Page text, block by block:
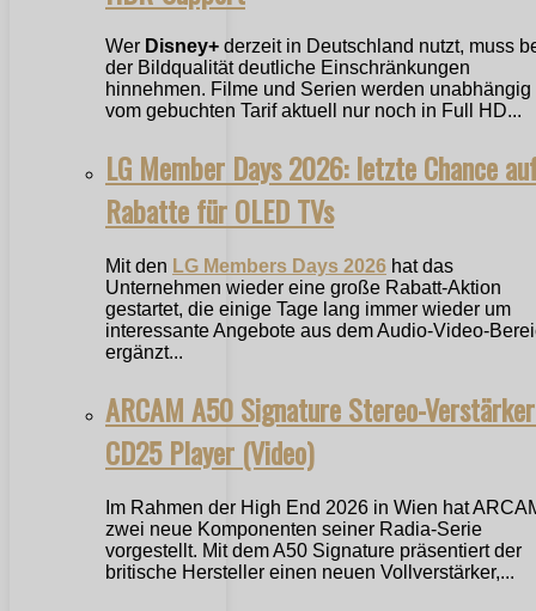
Wer Disney+ derzeit in Deutschland nutzt, muss
der Bildqualität deutliche Einschränkungen
hinnehmen. Filme und Serien werden unabhängig
vom gebuchten Tarif aktuell nur noch in Full HD...
LG Member Days 2026: letzte Chance
Rabatte für OLED TVs
Mit den LG Members Days 2026 hat das
Unternehmen wieder eine große Rabatt-Aktion
gestartet, die einige Tage lang immer wieder um
interessante Angebote aus dem Audio-Video-
ergänzt...
ARCAM A50 Signature Stereo-
CD25 Player (Video)
Im Rahmen der High End 2026 in Wien hat
zwei neue Komponenten seiner Radia-Serie
vorgestellt. Mit dem A50 Signature präsentiert der
britische Hersteller einen neuen Vollverstärker,...